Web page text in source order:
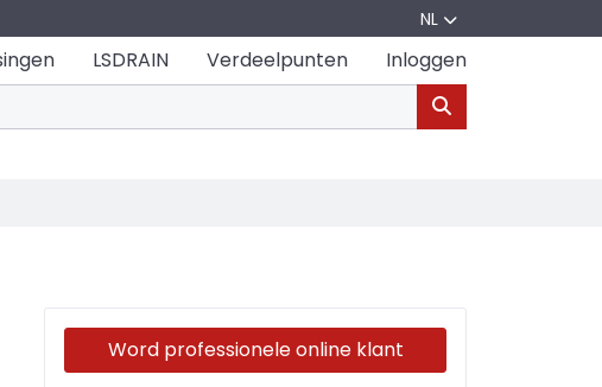
NL
LSDRAIN Verdeelpunten Inloggen
Word professionele online klant